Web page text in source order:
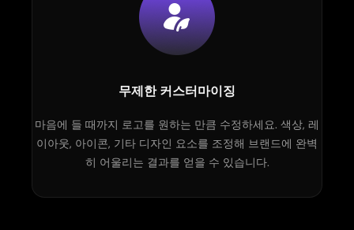
무제한 커스터마이징
마음에 들 때까지 로고를 원하는 만큼 수정하세요. 색상, 레
이아웃, 아이콘, 기타 디자인 요소를 조정해 브랜드에 완벽
히 어울리는 결과를 얻을 수 있습니다.